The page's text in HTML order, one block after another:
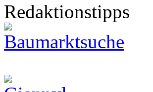
Redaktionstipps